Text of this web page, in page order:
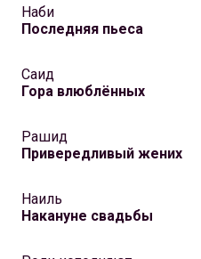
Наби
Последняя пьеса
Саид
Гора влюблённых
Рашид
Привередливый жених
Наиль
Накануне свадьбы